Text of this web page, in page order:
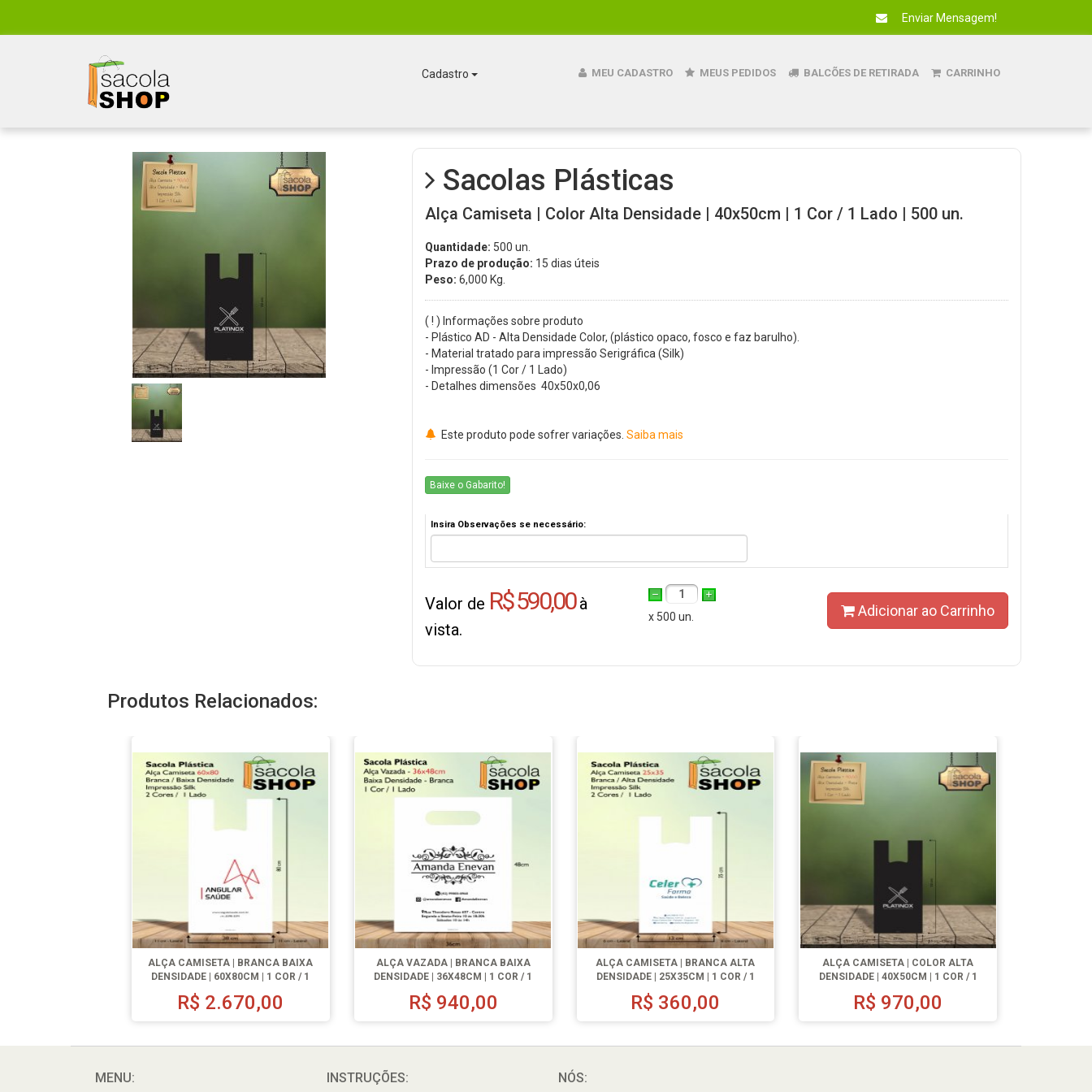
Enviar Mensagem!
Cadastro MEU CADASTRO MEUS PEDIDOS BALCÕES DE RETIRADA CARRINHO
Sacolas Plásticas
Alça Camiseta | Color Alta Densidade | 40x50cm | 1 Cor / 1 Lado | 500 un.
Quantidade: 500 un.
Prazo de produção: 15 dias úteis
Peso: 6,000 Kg.
( ! ) Informações sobre produto
- Plástico AD - Alta Densidade Color, (plástico opaco, fosco e faz barulho).
- Material tratado para impressão Serigráfica (Silk)
- Impressão (1 Cor / 1 Lado)
- Detalhes dimensões 40x50x0,06
Este produto pode sofrer variações. Saiba mais
Baixe o Gabarito!
Insira Observações se necessário:
Valor de R$ 590,00à
vista.
1
x 500 un.
Adicionar ao Carrinho
Produtos Relacionados:
ALÇA CAMISETA | BRANCA BAIXA
DENSIDADE | 60X80CM | 1 COR / 1
LADO | 1000 UN.
R$ 2.670,00
ALÇA VAZADA | BRANCA BAIXA
DENSIDADE | 36X48CM | 1 COR / 1
LADO | 500 UN.
R$ 940,00
ALÇA CAMISETA | BRANCA ALTA
DENSIDADE | 25X35CM | 1 COR / 1
LADO | 500 UN.
R$ 360,00
ALÇA CAMISETA | COLOR ALTA
DENSIDADE | 40X50CM | 1 COR / 1
LADO | 1000 UN.
R$ 970,00
MENU: INSTRUÇÕES: NÓS: